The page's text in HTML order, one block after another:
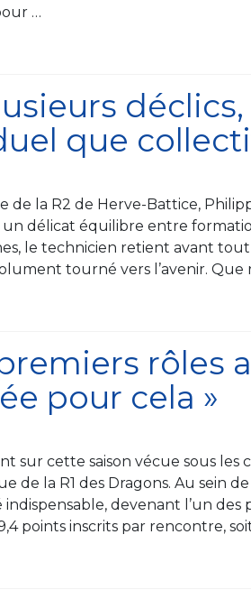
…
» »
que
de la R2 de Herve-Battice,
délicat équilibre entre
le technicien retient avant
tourné vers l’avenir.
rôles
pour cela »
sur cette saison vécue sous les
de la R1 des Dragons. Au sein
indispensable, devenant l’un
points inscrits par rencontre,